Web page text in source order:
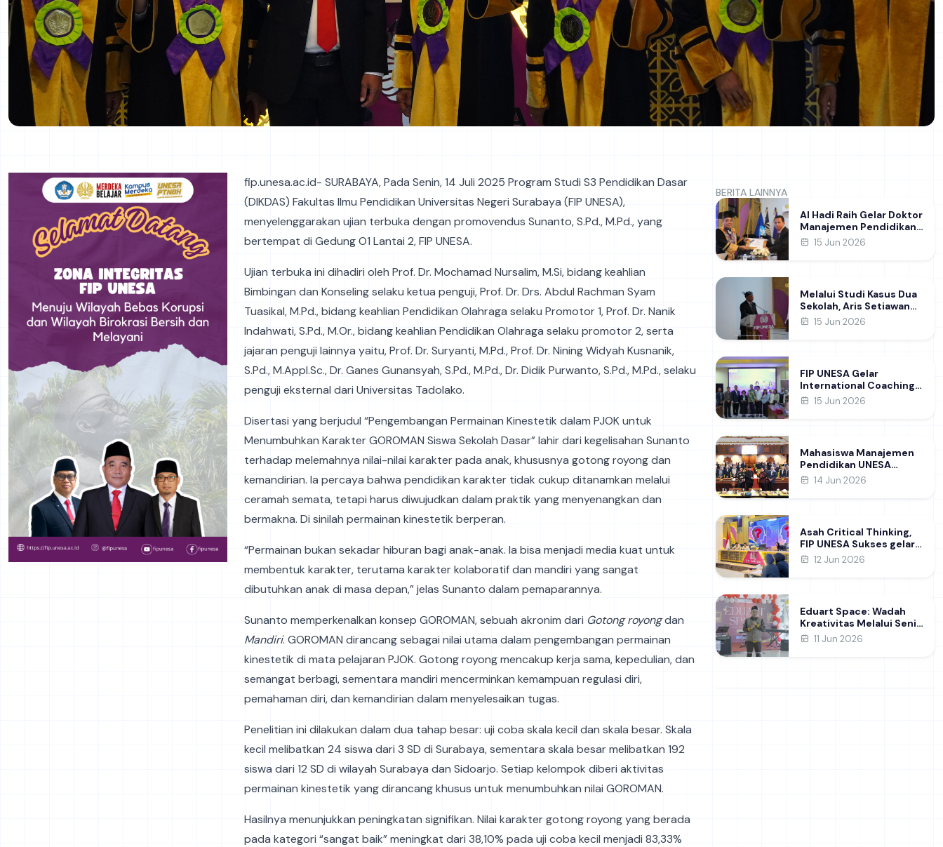
fip.unesa.ac.id- SURABAYA, Pada Senin, 14 Juli 2025 Program Studi S3 Pendidikan Dasar
(DIKDAS) Fakultas Ilmu Pendidikan Universitas Negeri Surabaya (FIP UNESA),
menyelenggarakan ujian terbuka dengan promovendus Sunanto, S.Pd., M.Pd., yang
bertempat di Gedung O1 Lantai 2, FIP UNESA.
Ujian terbuka ini dihadiri oleh Prof. Dr. Mochamad Nursalim, M.Si, bidang keahlian
Bimbingan dan Konseling selaku ketua penguji, Prof. Dr. Drs. Abdul Rachman Syam
Tuasikal, M.Pd., bidang keahlian Pendidikan Olahraga selaku Promotor 1, Prof. Dr. Nanik
Indahwati, S.Pd., M.Or., bidang keahlian Pendidikan Olahraga selaku promotor 2, serta
jajaran penguji lainnya yaitu, Prof. Dr. Suryanti, M.Pd., Prof. Dr. Nining Widyah Kusnanik,
S.Pd., M.Appl.Sc., Dr. Ganes Gunansyah, S.Pd., M.Pd., Dr. Didik Purwanto, S.Pd., M.Pd., selaku
penguji eksternal dari Universitas Tadolako.
Disertasi yang berjudul “Pengembangan Permainan Kinestetik dalam PJOK untuk
Menumbuhkan Karakter GOROMAN Siswa Sekolah Dasar” lahir dari kegelisahan Sunanto
terhadap melemahnya nilai-nilai karakter pada anak, khususnya gotong royong dan
kemandirian. Ia percaya bahwa pendidikan karakter tidak cukup ditanamkan melalui
ceramah semata, tetapi harus diwujudkan dalam praktik yang menyenangkan dan
bermakna. Di sinilah permainan kinestetik berperan.
“Permainan bukan sekadar hiburan bagi anak-anak. Ia bisa menjadi media kuat untuk
membentuk karakter, terutama karakter kolaboratif dan mandiri yang sangat
dibutuhkan anak di masa depan,” jelas Sunanto dalam pemaparannya.
Sunanto memperkenalkan konsep GOROMAN, sebuah akronim dari Gotong royongdan
Mandiri. GOROMAN dirancang sebagai nilai utama dalam pengembangan permainan
kinestetik di mata pelajaran PJOK. Gotong royong mencakup kerja sama, kepedulian, dan
semangat berbagi, sementara mandiri mencerminkan kemampuan regulasi diri,
pemahaman diri, dan kemandirian dalam menyelesaikan tugas.
Penelitian ini dilakukan dalam dua tahap besar: uji coba skala kecil dan skala besar. Skala
kecil melibatkan 24 siswa dari 3 SD di Surabaya, sementara skala besar melibatkan 192
siswa dari 12 SD di wilayah Surabaya dan Sidoarjo. Setiap kelompok diberi aktivitas
permainan kinestetik yang dirancang khusus untuk menumbuhkan nilai GOROMAN.
Hasilnya menunjukkan peningkatan signifikan. Nilai karakter gotong royong yang berada
pada kategori “sangat baik” meningkat dari 38,10% pada uji coba kecil menjadi 83,33%
BERITA LAINNYA
Al Hadi Raih Gelar Doktor
Manajemen Pendidikan
FIP UNESA melalui Riset
Guru
15 Jun 2026
Melalui Studi Kasus Dua
Sekolah, Aris Setiawan
Raih Gelar Doktor di FIP
Manajemen
15 Jun 2026
FIP UNESA Gelar
International Coaching
Clinic Bersama Pakar
Thailand, Kupas Strategi
SDG 4
15 Jun 2026
Mahasiswa Manajemen
Pendidikan UNESA
Kunjungi DPRD Jatim,
Kebijakan Pendidikan
14 Jun 2026
Asah Critical Thinking,
FIP UNESA Sukses gelar
NUDC dan KDMI 2026
12 Jun 2026
Eduart Space: Wadah
Kreativitas Melalui Seni
dan Prakarya
11 Jun 2026